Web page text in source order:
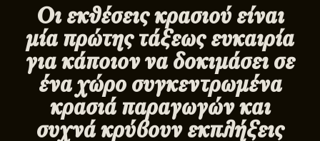
Οι εκθέσεις κρασιού είναι
μία πρώτης τάξεως ευκαιρία
για κάποιον να δοκιμάσει σε
ένα χώρο συγκεντρωμένα
κρασιά παραγωγών και
συχνά κρύβουν εκπλήξεις